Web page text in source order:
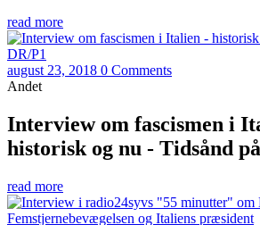
read more
august 23, 2018 0 Comments
Andet
Interview om fascismen i
historisk og nu - Tidsånd
read more